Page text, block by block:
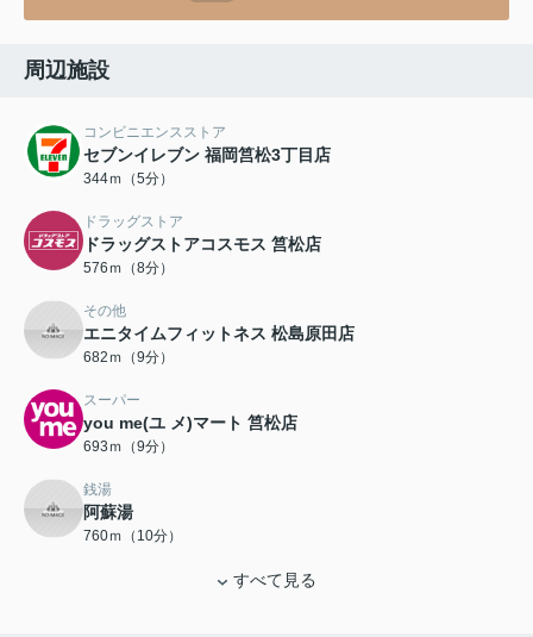
周辺施設
コンビニエンスストア
セブンイレブン 福岡筥松3丁目店
344ｍ（5分）
ドラッグストア
ドラッグストアコスモス 筥松店
576ｍ（8分）
その他
エニタイムフィットネス 松島原田店
682ｍ（9分）
スーパー
you me(ユ メ)マート 筥松店
693ｍ（9分）
銭湯
阿蘇湯
760ｍ（10分）
すべて見る